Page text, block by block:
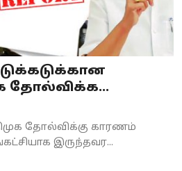
தோல்விக்க...
தோல்விக்கு காரணம்
இருந்தவர...